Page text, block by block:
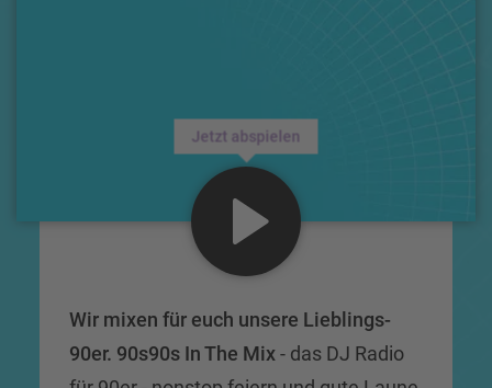
Jetzt abspielen
Wir mixen für euch unsere Lieblings-
90er. 90s90s In The Mix- das DJ Radio